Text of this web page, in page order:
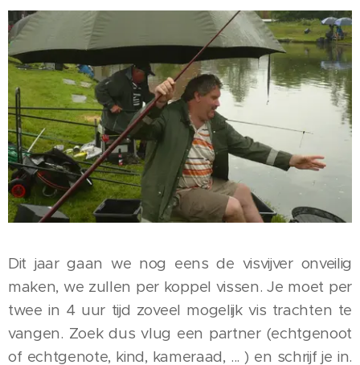
Dit jaar gaan we nog eens de visvijver onveilig
maken, we zullen per koppel vissen. Je moet per
twee in 4 uur tijd zoveel mogelijk vis trachten te
vangen. Zoek dus vlug een partner (echtgenoot
of echtgenote, kind, kameraad, ... ) en schrijf je in.